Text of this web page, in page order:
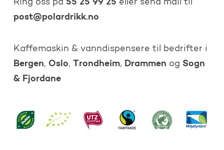
Ring oss på 55 25 99 25 eller send mail til
post@polardrikk.no
Kaffemaskin & vanndispensere til bedrifter i
Bergen, Oslo, Trondheim, Drammen og Sogn
& Fjordane